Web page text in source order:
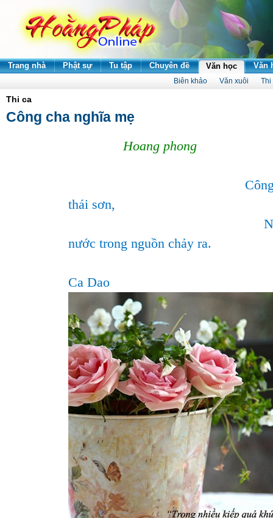
Trang nhà Phật sự Tu tập Chuyên đề Văn học Văn
Biên khảo Văn xuôi Thi
Thi ca
Công cha nghĩa mẹ
Hoang phong
thái sơn,
nước trong nguồn chảy ra.
Ca Dao